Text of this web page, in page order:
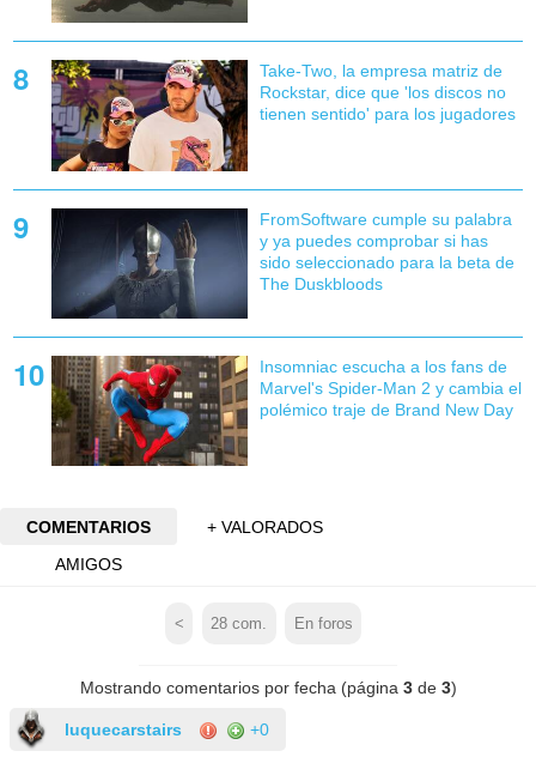
Take-Two, la empresa matriz de
Rockstar, dice que 'los discos no
tienen sentido' para los jugadores
FromSoftware cumple su palabra
y ya puedes comprobar si has
sido seleccionado para la beta de
The Duskbloods
Insomniac escucha a los fans de
Marvel's Spider-Man 2 y cambia el
polémico traje de Brand New Day
COMENTARIOS
+ VALORADOS
AMIGOS
< 28 com. En foros
Mostrando comentarios por fecha (página 3de 3)
luquecarstairs +0